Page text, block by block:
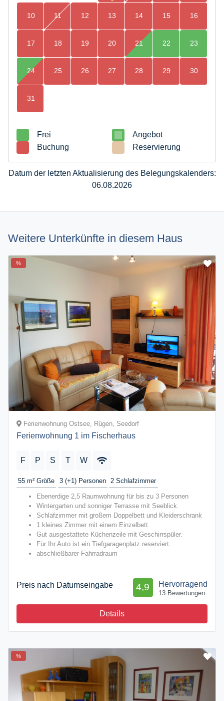
10 11 12 13 14 15 16
17 18 19 20 21 22 23
24 25 26 27 28 29 30
31
Frei
Angebot
Buchung
Reservierung
Datum der letzten Aktualisierung des Belegungskalenders:
06.08.2026
Weitere Unterkünfte in diesem Haus
%
Ferienwohnung Ostsee, Rügen, Seedorf
Ferienwohnung 1 im Fischerhaus
F P S T W
55 m² Größe 3 (+1) Personen 2 Schlafzimmer
Ebenerdige 2,5 Raumwohnung für bis zu 3 Personen
Wintergarten und sonniger Terrasse mit Seeblick.
Schlafzimmer mit großem Doppelbett und Kleiderschrank
1 kleines Zimmer mit einem Einzelbett.
Gut ausgestattete Küchenzeile mit Geschirrspüler.
Für Ihr Auto ist ein Tiefgaragenplatz reserviert.
abschließbarer Fahrradraum
Preis nach Datumseingabe Hervorragend
4,9
13 Bewertungen
Details
%